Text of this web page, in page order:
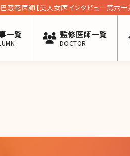
巴窓花医師【美人女医インタビュー第六十
一覧 監修医師一覧
DOCTOR